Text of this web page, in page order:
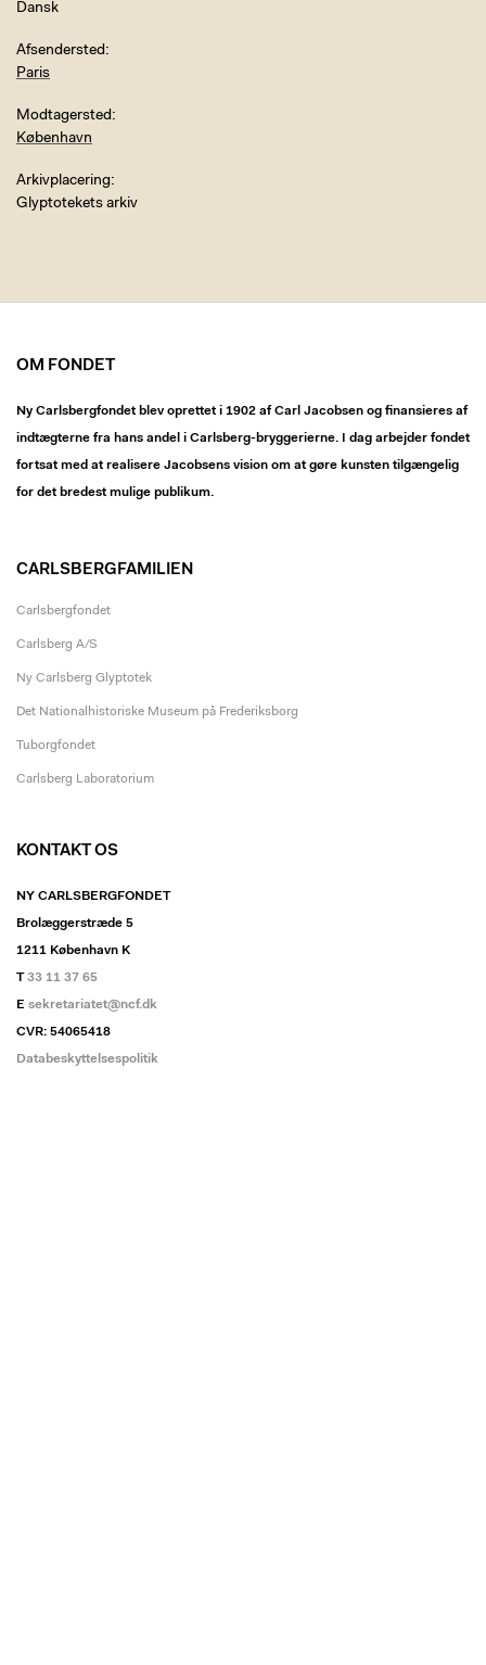
Dansk
Afsendersted
Paris
Modtagersted
København
Arkivplacering
Glyptotekets arkiv
OM FONDET
Ny Carlsbergfondet blev oprettet i 1902 af Carl Jacobsen og finansieres af
indtægterne fra hans andel i Carlsberg-bryggerierne. I dag arbejder fondet
fortsat med at realisere Jacobsens vision om at gøre kunsten tilgængelig
for det bredest mulige publikum.
CARLSBERGFAMILIEN
Carlsbergfondet
Carlsberg A/S
Ny Carlsberg Glyptotek
Det Nationalhistoriske Museum på Frederiksborg
Tuborgfondet
Carlsberg Laboratorium
KONTAKT OS
NY CARLSBERGFONDET
Brolæggerstræde 5
1211 København K
T 33 11 37 65
E sekretariatet@ncf.dk
CVR: 54065418
Databeskyttelsespolitik